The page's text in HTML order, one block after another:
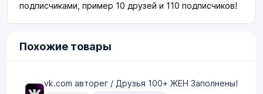
подписчиками, пример 10 друзей и 110 подписчиков!
Похожие товары
vk.com авторег / Друзья 100+ ЖЕН Заполнены!